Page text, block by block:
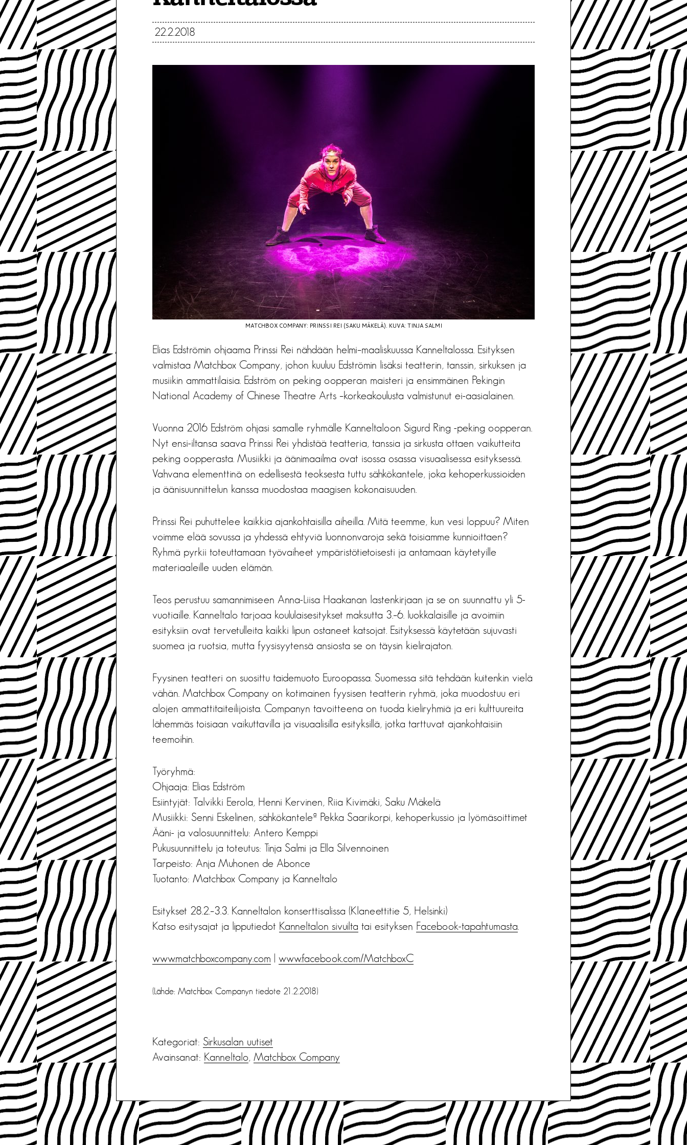
22.2.2018
MATCHBOX COMPANY: PRINSSI REI (SAKU MÄKELÄ). KUVA: TINJA SALMI
Elias Edströmin ohjaama Prinssi Rei nähdään helmi–maaliskuussa Kanneltalossa. Esityksen
valmistaa Matchbox Company, johon kuuluu Edströmin lisäksi teatterin, tanssin, sirkuksen ja
musiikin ammattilaisia. Edström on peking oopperan maisteri ja ensimmäinen Pekingin
National Academy of Chinese Theatre Arts –korkeakoulusta valmistunut ei-aasialainen.
Vuonna 2016 Edström ohjasi samalle ryhmälle Kanneltaloon Sigurd Ring -peking oopperan.
Nyt ensi-iltansa saava Prinssi Rei yhdistää teatteria, tanssia ja sirkusta ottaen vaikutteita
peking oopperasta. Musiikki ja äänimaailma ovat isossa osassa visuaalisessa esityksessä.
Vahvana elementtinä on edellisestä teoksesta tuttu sähkökantele, joka kehoperkussioiden
ja äänisuunnittelun kanssa muodostaa maagisen kokonaisuuden.
Prinssi Rei puhuttelee kaikkia ajankohtaisilla aiheilla. Mitä teemme, kun vesi loppuu? Miten
voimme elää sovussa ja yhdessä ehtyviä luonnonvaroja sekä toisiamme kunnioittaen?
Ryhmä pyrkii toteuttamaan työvaiheet ympäristötietoisesti ja antamaan käytetyille
materiaaleille uuden elämän.
Teos perustuu samannimiseen Anna-Liisa Haakanan lastenkirjaan ja se on suunnattu yli 5-
vuotiaille. Kanneltalo tarjoaa koululaisesitykset maksutta 3.–6. luokkalaisille ja avoimiin
esityksiin ovat tervetulleita kaikki lipun ostaneet katsojat. Esityksessä käytetään sujuvasti
suomea ja ruotsia, mutta fyysisyytensä ansiosta se on täysin kielirajaton.
Fyysinen teatteri on suosittu taidemuoto Euroopassa. Suomessa sitä tehdään kuitenkin vielä
vähän. Matchbox Company on kotimainen fyysisen teatterin ryhmä, joka muodostuu eri
alojen ammattitaiteilijoista. Companyn tavoitteena on tuoda kieliryhmiä ja eri kulttuureita
lähemmäs toisiaan vaikuttavilla ja visuaalisilla esityksillä, jotka tarttuvat ajankohtaisiin
teemoihin.
Työryhmä:
Ohjaaja: Elias Edström
Esiintyjät: Talvikki Eerola, Henni Kervinen, Riia Kivimäki, Saku Mäkelä
Musiikki: Senni Eskelinen, sähkökanteleª Pekka Saarikorpi, kehoperkussio ja lyömäsoittimet
Ääni- ja valosuunnittelu: Antero Kemppi
Pukusuunnittelu ja toteutus: Tinja Salmi ja Ella Silvennoinen
Tarpeisto: Anja Muhonen de Abonce
Tuotanto: Matchbox Company ja Kanneltalo
Esitykset 28.2.–3.3. Kanneltalon konserttisalissa (Klaneettitie 5, Helsinki)
Katso esitysajat ja lipputiedot Kanneltalon sivuilta tai esityksen Facebook-tapahtumasta
www.matchboxcompany.com www.facebook.com/MatchboxC
(Lähde: Matchbox Companyn tiedote 21.2.2018)
Kategoriat: Sirkusalan uutiset
Avainsanat: Kanneltalo, Matchbox Company